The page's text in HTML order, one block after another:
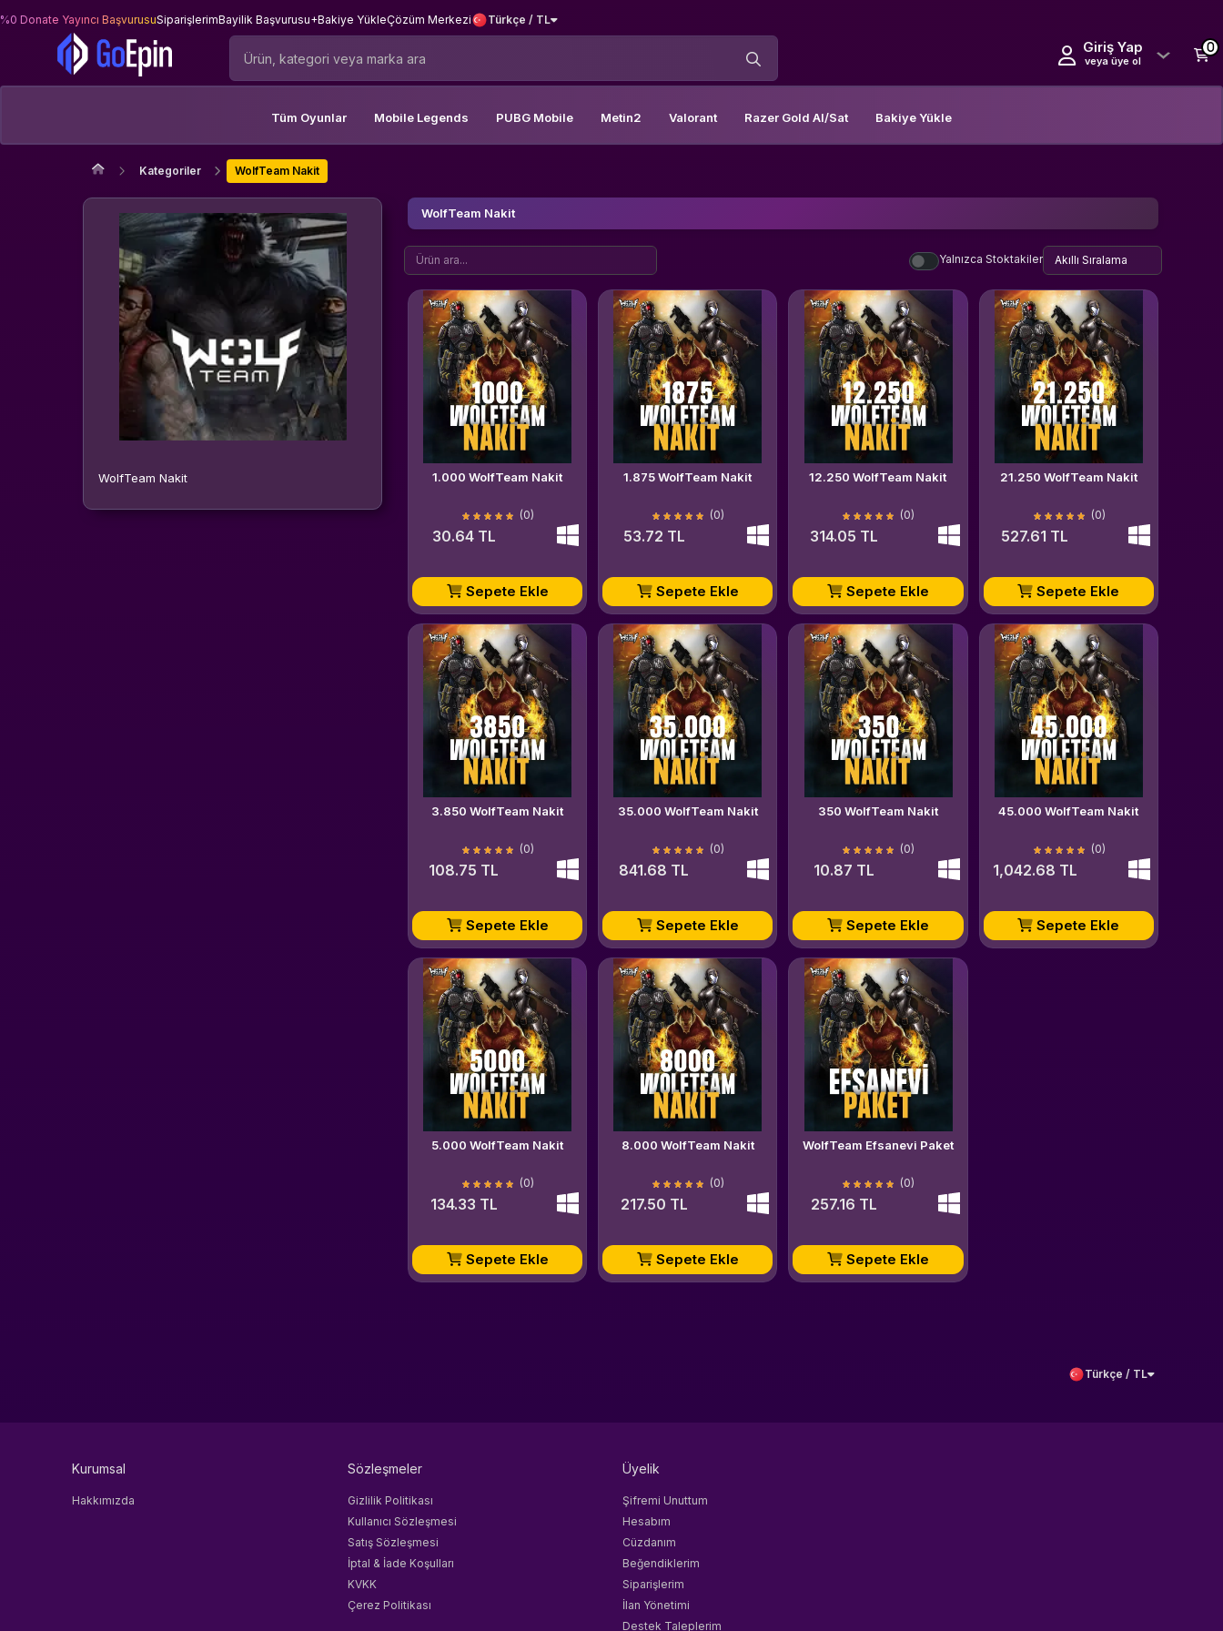
%0 Donate Yayıncı BaşvurusuSiparişlerimBayilik Başvurusu+Bakiye YükleÇözüm Merkezi Türkçe / TL
Giriş Yap
veya üye ol
0
Tüm Oyunlar Mobile Legends PUBG Mobile Metin2 Valorant Razer Gold Al/Sat Bakiye Yükle
Kategoriler WolfTeam Nakit
WolfTeam Nakit
WolfTeam Nakit
Yalnızca Stoktakiler
1.000 WolfTeam Nakit
(0)
30.64 TL
Sepete Ekle
1.875 WolfTeam Nakit
(0)
53.72 TL
Sepete Ekle
12.250 WolfTeam Nakit
(0)
314.05 TL
Sepete Ekle
21.250 WolfTeam Nakit
(0)
527.61 TL
Sepete Ekle
3.850 WolfTeam Nakit
(0)
108.75 TL
Sepete Ekle
35.000 WolfTeam Nakit
(0)
841.68 TL
Sepete Ekle
350 WolfTeam Nakit
(0)
10.87 TL
Sepete Ekle
45.000 WolfTeam Nakit
(0)
1,042.68 TL
Sepete Ekle
5.000 WolfTeam Nakit
(0)
134.33 TL
Sepete Ekle
8.000 WolfTeam Nakit
(0)
217.50 TL
Sepete Ekle
WolfTeam Efsanevi Paket
(0)
257.16 TL
Sepete Ekle
Türkçe / TL
Kurumsal
Hakkımızda
Sözleşmeler
Gizlilik Politikası
Kullanıcı Sözleşmesi
Satış Sözleşmesi
İptal & İade Koşulları
KVKK
Çerez Politikası
Üyelik
Şifremi Unuttum
Hesabım
Cüzdanım
Beğendiklerim
Siparişlerim
İlan Yönetimi
Destek Taleplerim